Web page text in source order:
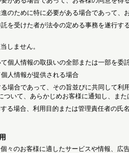
のために特に必要がある場合であって、
を受けた者が法令の定める事務を遂行
しません。
個人情報の取扱いの全部または一部を委
人情報が提供される場合
場合であって、その旨並びに共同して
いて、あらかじめお客様に通知し、ま
る場合、利用目的または管理責任者の
々のお客様に適したサービスや情報、